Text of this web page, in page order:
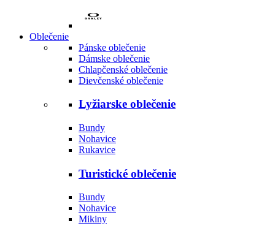
Oblečenie
Pánske oblečenie
Dámske oblečenie
Chlapčenské oblečenie
Dievčenské oblečenie
Lyžiarske oblečenie
Bundy
Nohavice
Rukavice
Turistické oblečenie
Bundy
Nohavice
Mikiny